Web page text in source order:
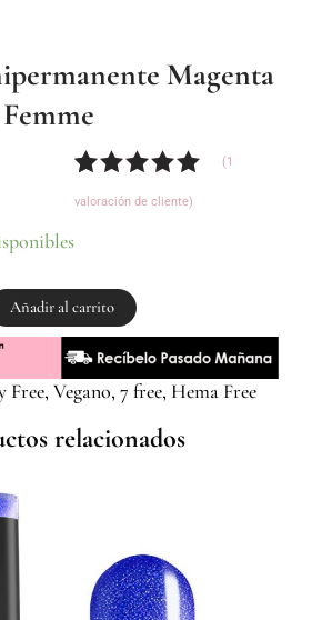
Magenta
Valorado
1
valoración
de un
cliente
(1
valoración de cliente)
Añadir al carrito
Free, Vegano, 7 free, Hema Free
relacionados